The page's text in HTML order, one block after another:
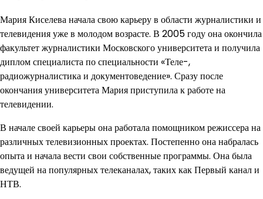
Мария Киселева начала свою карьеру в области журналистики и
телевидения уже в молодом возрасте. В 2005 году она окончила
факультет журналистики Московского университета и получила
диплом специалиста по специальности «Теле-,
радиожурналистика и документоведение». Сразу после
окончания университета Мария приступила к работе на
телевидении.
В начале своей карьеры она работала помощником режиссера на
различных телевизионных проектах. Постепенно она набралась
опыта и начала вести свои собственные программы. Она была
ведущей на популярных телеканалах, таких как Первый канал и
НТВ.